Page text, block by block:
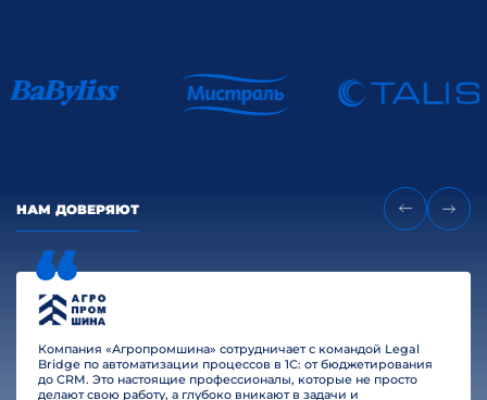
НАМ ДОВЕРЯЮТ
Компания «Агропромшина» сотрудничает с командой Legal
Bridge по автоматизации процессов в 1С: от бюджетирования
до CRM. Это настоящие профессионалы, которые не просто
делают свою работу, а глубоко вникают в задачи и